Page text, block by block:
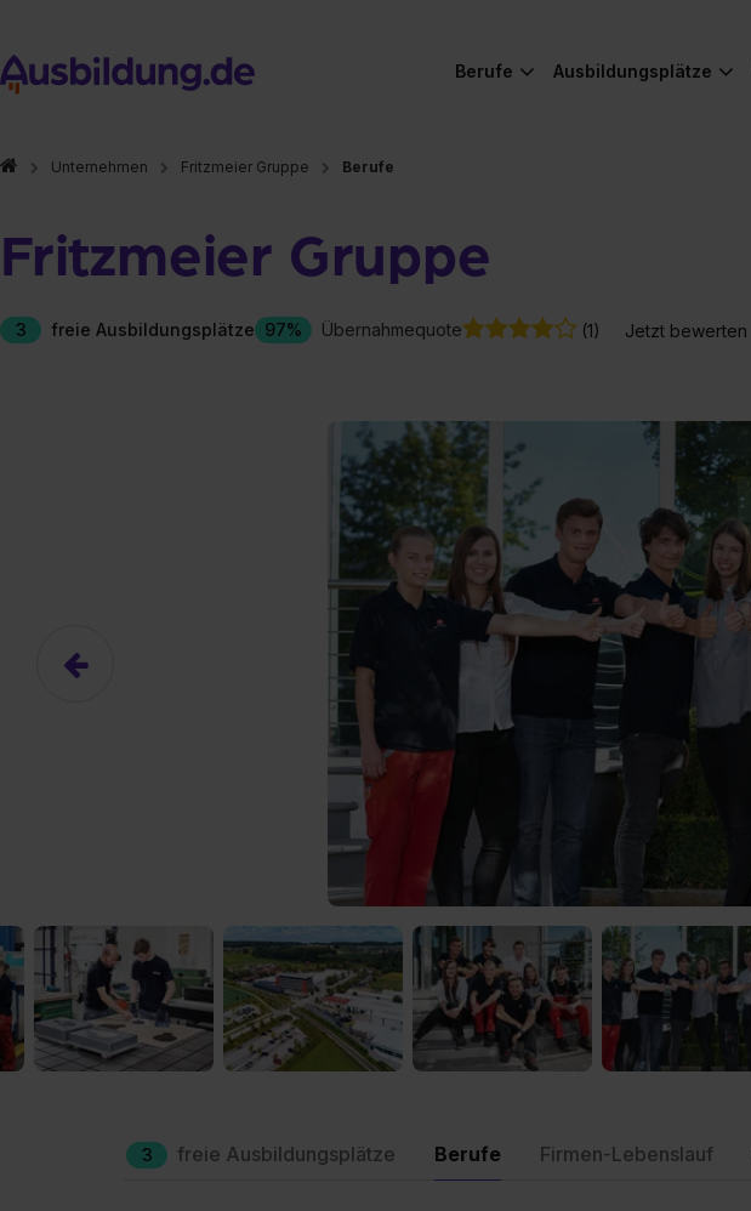
Berufe Ausbildungsplätze
Unternehmen Fritzmeier Gruppe Berufe
Fritzmeier Gruppe
3 freie Ausbildungsplätze 97% Übernahmequote (1) Jetzt bewerten
3 freie Ausbildungsplätze Berufe Firmen-Lebenslauf